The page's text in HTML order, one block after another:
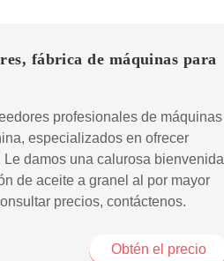
fábrica de máquinas para
profesionales de máquinas
especializados en ofrecer
damos una calurosa bienvenida
de aceite a granel al por mayor
precios, contáctenos.
Obtén el precio